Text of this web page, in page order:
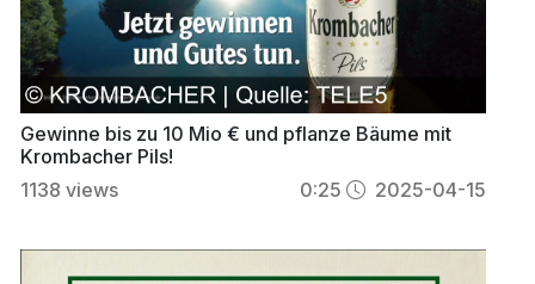
Gewinne bis zu 10 Mio € und pflanze Bäume mit
Krombacher Pils!
1138 views 0:25 2025-04-15